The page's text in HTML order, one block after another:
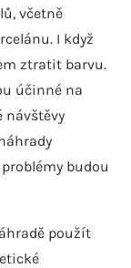
včetně
I když
ztratit barvu.
účinné na
návštěvy
budou
použít